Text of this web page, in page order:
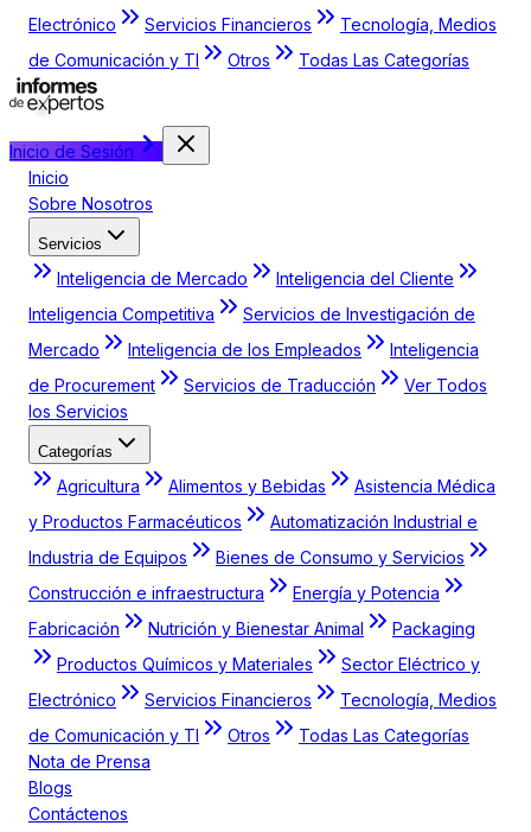
Electrónico
Servicios Financieros
Tecnología, Medios
de Comunicación y TI
Otros Todas Las Categorías
Inicio de Sesión
Inicio
Sobre Nosotros
Servicios
Inteligencia de Mercado
Inteligencia del Cliente
Inteligencia Competitiva
Servicios de Investigación de
Mercado
Inteligencia de los Empleados
Inteligencia
de Procurement
Servicios de Traducción
Ver Todos
los Servicios
Categorías
Agricultura Alimentos y Bebidas
Asistencia Médica
y Productos Farmacéuticos
Automatización Industrial e
Industria de Equipos
Bienes de Consumo y Servicios
Construcción e infraestructura
Energía y Potencia
Fabricación
Nutrición y Bienestar Animal
Packaging
Productos Químicos y Materiales
Sector Eléctrico y
Electrónico
Servicios Financieros
Tecnología, Medios
de Comunicación y TI
Otros
Todas Las Categorías
Nota de Prensa
Blogs
Contáctenos